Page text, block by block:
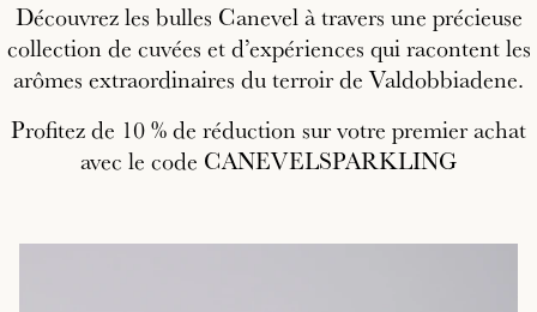
Découvrez les bulles Canevel à travers une précieuse
collection de cuvées et d’expériences qui racontent les
arômes extraordinaires du terroir de Valdobbiadene.
Profitez de 10 % de réduction sur votre premier achat
avec le code CANEVELSPARKLING